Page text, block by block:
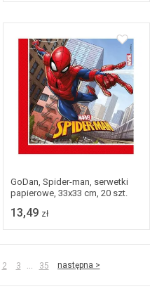
GoDan, Spider-man, serwetki
papierowe, 33x33 cm, 20 szt.
13,49 zł
2 3 ... 35 następna >